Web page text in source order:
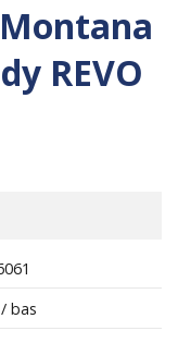
Montana
REVO
bas